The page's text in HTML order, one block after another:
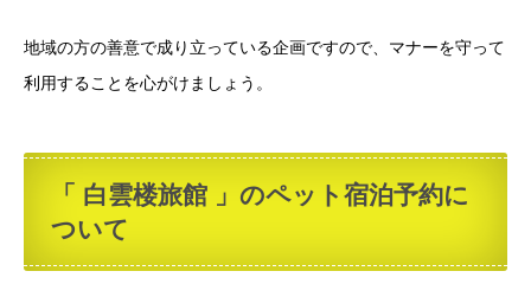
地域の方の善意で成り立っている企画ですので、マナーを守って
利用することを心がけましょう。
「 白雲楼旅館 」のペット宿泊予約に
ついて